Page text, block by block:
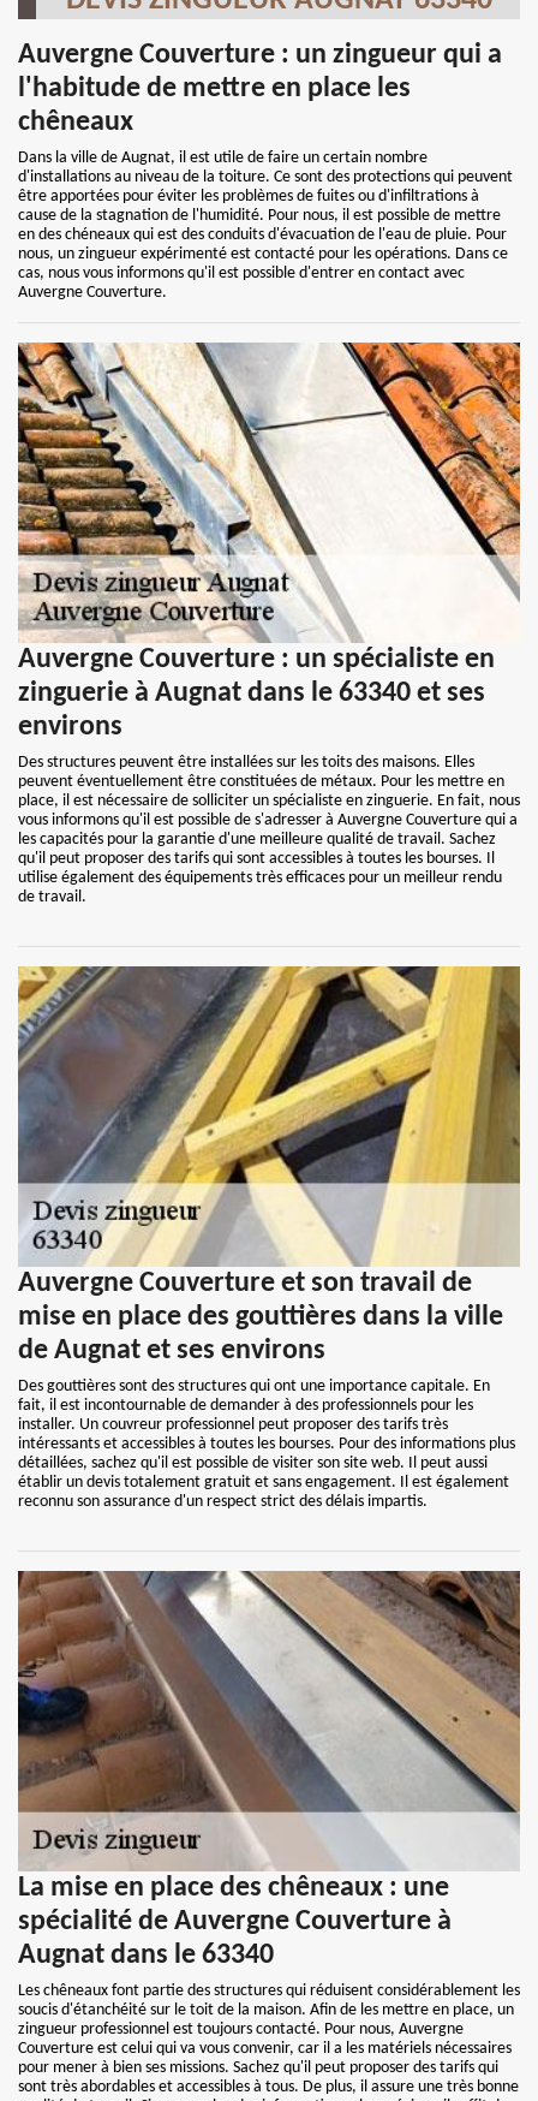
Auvergne Couverture : un zingueur qui a
l'habitude de mettre en place les
chêneaux
Dans la ville de Augnat, il est utile de faire un certain nombre
d'installations au niveau de la toiture. Ce sont des protections qui peuvent
être apportées pour éviter les problèmes de fuites ou d'infiltrations à
cause de la stagnation de l'humidité. Pour nous, il est possible de mettre
en des chéneaux qui est des conduits d'évacuation de l'eau de pluie. Pour
nous, un zingueur expérimenté est contacté pour les opérations. Dans ce
cas, nous vous informons qu'il est possible d'entrer en contact avec
Auvergne Couverture.
Auvergne Couverture : un spécialiste en
zinguerie à Augnat dans le 63340 et ses
environs
Des structures peuvent être installées sur les toits des maisons. Elles
peuvent éventuellement être constituées de métaux. Pour les mettre en
place, il est nécessaire de solliciter un spécialiste en zinguerie. En fait, nous
vous informons qu'il est possible de s'adresser à Auvergne Couverture qui a
les capacités pour la garantie d'une meilleure qualité de travail. Sachez
qu'il peut proposer des tarifs qui sont accessibles à toutes les bourses. Il
utilise également des équipements très efficaces pour un meilleur rendu
de travail.
Auvergne Couverture et son travail de
mise en place des gouttières dans la ville
de Augnat et ses environs
Des gouttières sont des structures qui ont une importance capitale. En
fait, il est incontournable de demander à des professionnels pour les
installer. Un couvreur professionnel peut proposer des tarifs très
intéressants et accessibles à toutes les bourses. Pour des informations plus
détaillées, sachez qu'il est possible de visiter son site web. Il peut aussi
établir un devis totalement gratuit et sans engagement. Il est également
reconnu son assurance d'un respect strict des délais impartis.
La mise en place des chêneaux : une
spécialité de Auvergne Couverture à
Augnat dans le 63340
Les chêneaux font partie des structures qui réduisent considérablement les
soucis d'étanchéité sur le toit de la maison. Afin de les mettre en place, un
zingueur professionnel est toujours contacté. Pour nous, Auvergne
Couverture est celui qui va vous convenir, car il a les matériels nécessaires
pour mener à bien ses missions. Sachez qu'il peut proposer des tarifs qui
sont très abordables et accessibles à tous. De plus, il assure une très bonne